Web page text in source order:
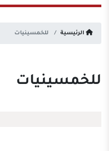
الرئيسية للخمسينيات
للخمسينيات